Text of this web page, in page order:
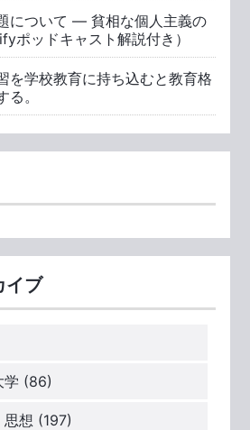
について ― 貧相な個人主義の
ポッドキャスト解説付き）
を学校教育に持ち込むと教育格
。
イブ
学 (86)
想 (197)